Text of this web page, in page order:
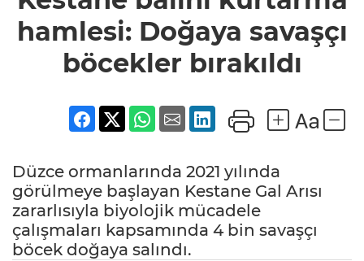
Doğaya
böcekler
bırakıldı
hamlesi: Doğaya savaşçı
böcekler bırakıldı
Düzce ormanlarında 2021 yılında
görülmeye başlayan Kestane Gal Arısı
zararlısıyla biyolojik mücadele
çalışmaları kapsamında 4 bin savaşçı
böcek doğaya salındı.